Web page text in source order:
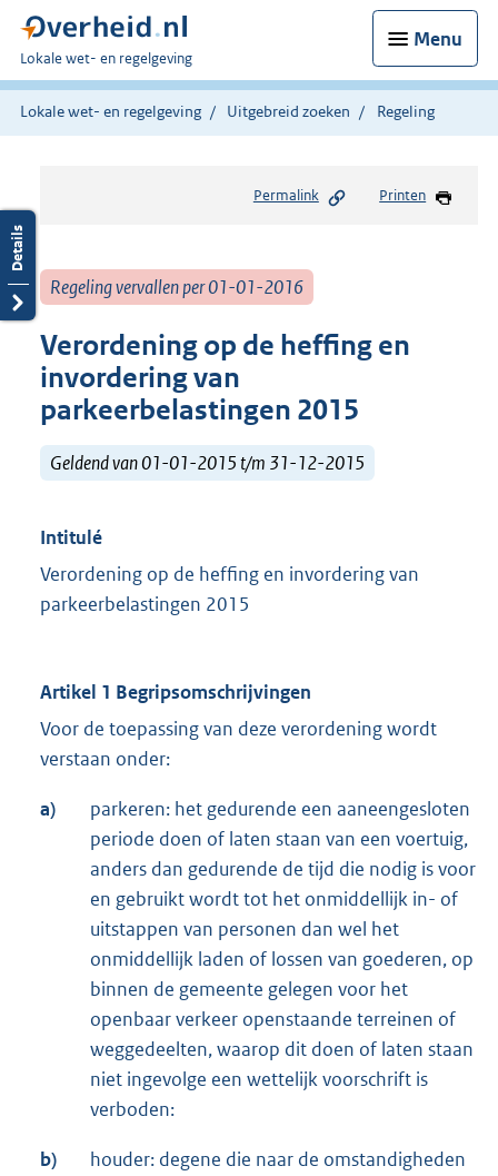
Menu
U
bent
hier:
Lokale wet- en regelgeving
Lokale wet- en regelgeving Uitgebreid zoeken Regeling
Permalink Printen
Regeling vervallen per 01-01-2016
Verordening op de heffing en
invordering van
parkeerbelastingen 2015
Geldend van 01-01-2015 t/m 31-12-2015
Intitulé
Verordening op de heffing en invordering van
parkeerbelastingen 2015
Artikel 1 Begripsomschrijvingen
Voor de toepassing van deze verordening wordt
verstaan onder:
a)
parkeren: het gedurende een aaneengesloten
periode doen of laten staan van een voertuig,
anders dan gedurende de tijd die nodig is voor
en gebruikt wordt tot het onmiddellijk in- of
uitstappen van personen dan wel het
onmiddellijk laden of lossen van goederen, op
binnen de gemeente gelegen voor het
openbaar verkeer openstaande terreinen of
weggedeelten, waarop dit doen of laten staan
niet ingevolge een wettelijk voorschrift is
verboden:
b)
houder: degene die naar de omstandigheden